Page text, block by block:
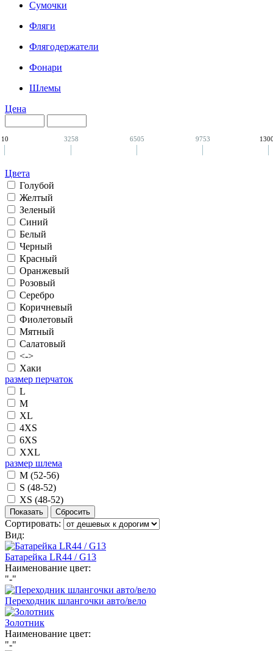
Сумочки
Фляги
Флягодержатели
Фонари
Шлемы
Цена
10 3258 6505 9753
Цвета
Голубой
Желтый
Зеленый
Синий
Белый
Черный
Красный
Оранжевый
Розовый
Серебро
Коричневый
Фиолетовый
Мятный
Салатовый
<->
Хаки
размер перчаток
L
M
XL
4XS
6XS
XXL
размер шлема
M (52-56)
S (48-52)
XS (48-52)
Сортировать:
Вид:
Батарейка LR44 / G13
Наименование цвет:
"-"
Переходник шлангочки авто/вело
Золотник
Наименование цвет:
"-"